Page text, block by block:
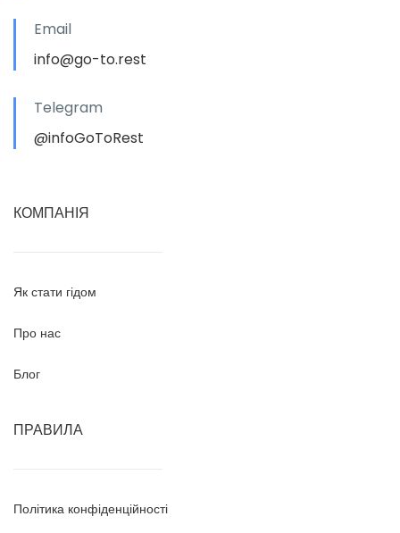
Email
info@go-to.rest
Telegram
@infoGoToRest
КОМПАНІЯ
Як стати гідом
Про нас
Блог
ПРАВИЛА
Політика конфіденційності